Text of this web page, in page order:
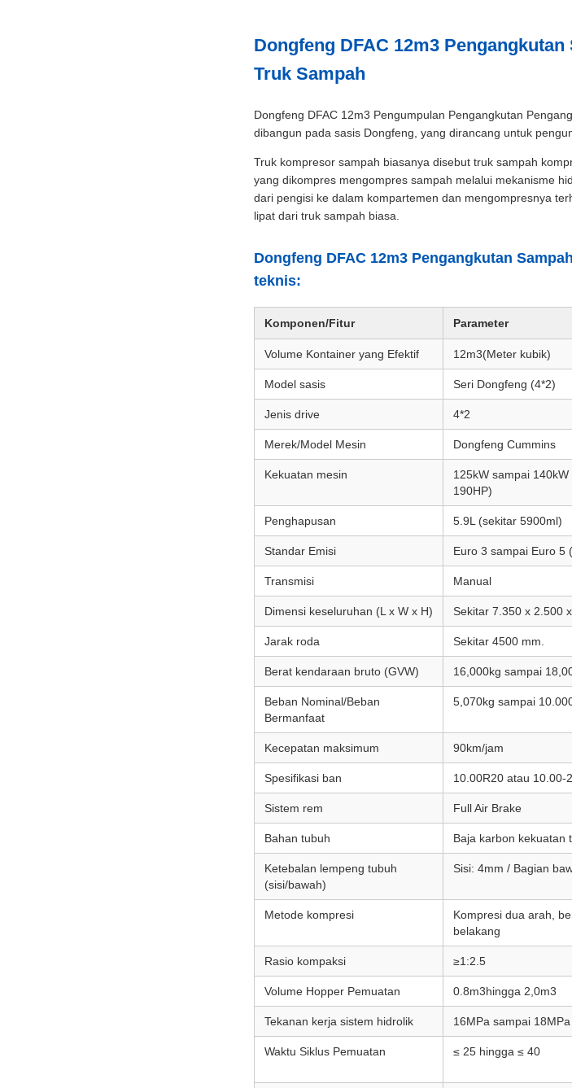
Dongfeng DFAC 12m3
Truk Sampah
Dongfeng DFAC 12m3 Pengumpulan Pengangkutan
dibangun pada sasis Dongfeng, yang dirancang untuk
Truk kompresor sampah biasanya disebut truk sampah
yang dikompres mengompres sampah melalui mekanisme
dari pengisi ke dalam kompartemen dan mengompresnya
lipat dari truk sampah biasa.
Dongfeng DFAC 12m3 Pengangkutan
teknis:
Komponen/Fitur Parameter
Volume Kontainer yang Efektif 12m3(Meter kubik)
Model sasis Seri Dongfeng (4*2)
Jenis drive 4*2
Merek/Model Mesin Dongfeng Cummins
Kekuatan mesin
125kW sampai
190HP)
Penghapusan 5.9L (sekitar 5900ml)
Standar Emisi Euro 3 sampai Euro 5
Transmisi Manual
Dimensi keseluruhan (L x W x H) Sekitar 7.350 x 2.500
Jarak roda Sekitar 4500 mm.
Berat kendaraan bruto (GVW) 16,000kg sampai
Beban Nominal/Beban
Bermanfaat
5,070kg sampai
Kecepatan maksimum 90km/jam
Spesifikasi ban 10.00R20 atau 10.00-
Sistem rem Full Air Brake
Bahan tubuh Baja karbon kekuatan
Ketebalan lempeng tubuh
(sisi/bawah)
Sisi: 4mm / Bagian
Metode kompresi
Kompresi dua arah,
belakang
Rasio kompaksi ≥1:2.5
Volume Hopper Pemuatan 0.8m3hingga 2,0m3
Tekanan kerja sistem hidrolik 16MPa sampai 18MPa
Waktu Siklus Pemuatan ≤ 25 hingga ≤ 40